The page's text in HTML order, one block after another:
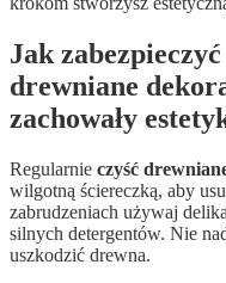
Jak
drewniane
zachowały
Regularnie czyść
wilgotną ściereczką, aby
zabrudzeniach używaj
silnych detergentów. Nie
uszkodzić drewna.